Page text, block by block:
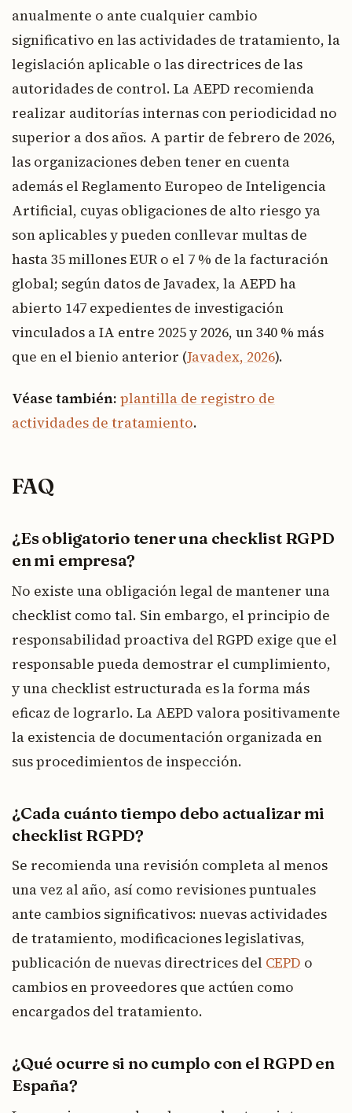
anualmente o ante cualquier cambio
significativo en las actividades de tratamiento, la
legislación aplicable o las directrices de las
autoridades de control. La AEPD recomienda
realizar auditorías internas con periodicidad no
superior a dos años. A partir de febrero de 2026,
las organizaciones deben tener en cuenta
además el Reglamento Europeo de Inteligencia
Artificial, cuyas obligaciones de alto riesgo ya
son aplicables y pueden conllevar multas de
hasta 35 millones EUR o el 7 % de la facturación
global; según datos de Javadex, la AEPD ha
abierto 147 expedientes de investigación
vinculados a IA entre 2025 y 2026, un 340 % más
que en el bienio anterior (Javadex, 2026).
Véase también: plantilla de registro de
actividades de tratamiento.
FAQ
¿Es obligatorio tener una checklist RGPD
en mi empresa?
No existe una obligación legal de mantener una
checklist como tal. Sin embargo, el principio de
responsabilidad proactiva del RGPD exige que el
responsable pueda demostrar el cumplimiento,
y una checklist estructurada es la forma más
eficaz de lograrlo. La AEPD valora positivamente
la existencia de documentación organizada en
sus procedimientos de inspección.
¿Cada cuánto tiempo debo actualizar mi
checklist RGPD?
Se recomienda una revisión completa al menos
una vez al año, así como revisiones puntuales
ante cambios significativos: nuevas actividades
de tratamiento, modificaciones legislativas,
publicación de nuevas directrices del CEPD o
cambios en proveedores que actúen como
encargados del tratamiento.
¿Qué ocurre si no cumplo con el RGPD en
España?